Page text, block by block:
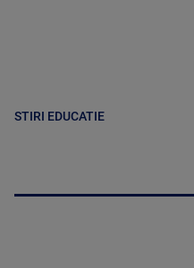
STIRI EDUCATIE